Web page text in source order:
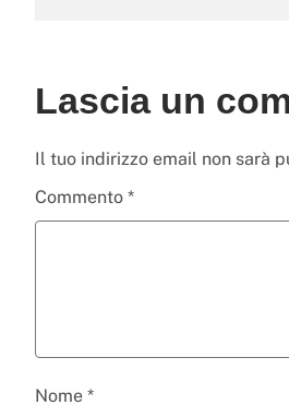
Lascia un
Il tuo indirizzo email non sarà
Commento *
Nome *